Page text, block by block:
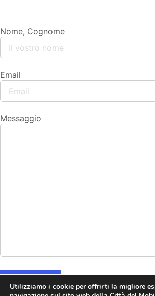
Nome, Cognome
Email
Messaggio
Invia
Utilizziamo i cookie per offrirti la migliore